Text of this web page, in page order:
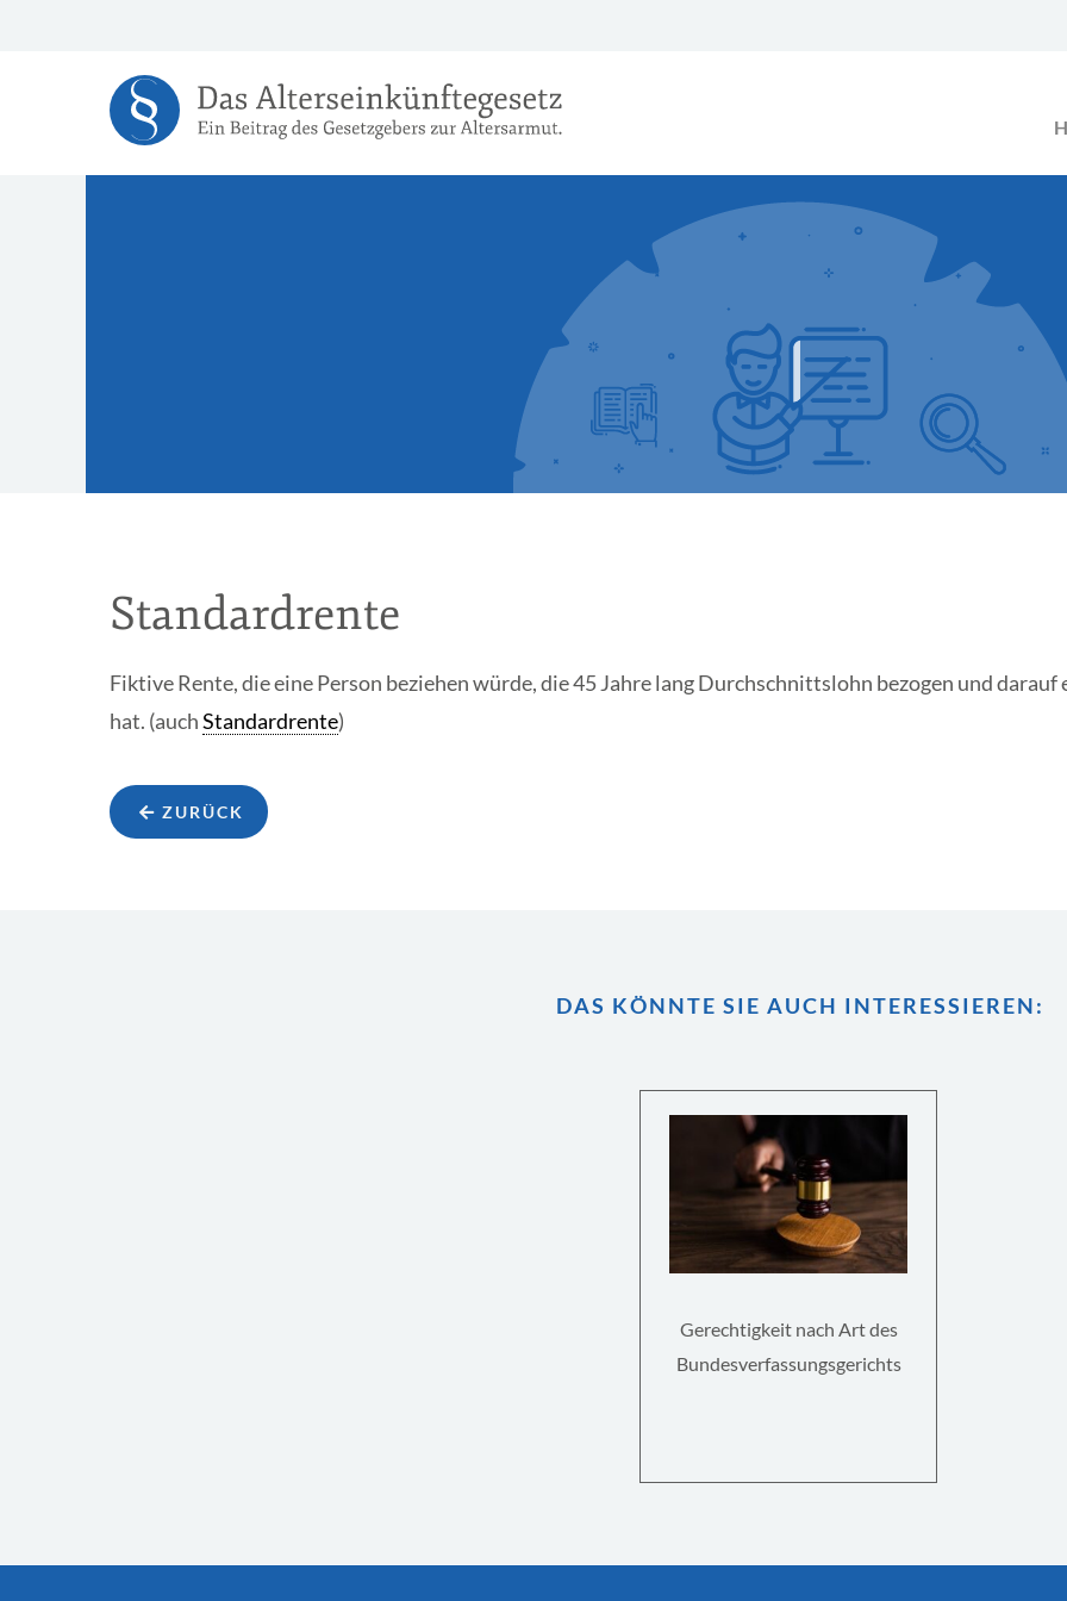
Standardrente
Fiktive Rente, die eine Person beziehen würde, die 45 Jahre lang Durchschnittslohn bezogen und
hat. (auchStandardrente)
ZURÜCK
DAS KÖNNTE SIE AUCH INTERESSIEREN:
Gerechtigkeit nach Art des
Bundesverfassungsgerichts